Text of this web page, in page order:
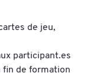
de jeu,
participant.es
fin de formation